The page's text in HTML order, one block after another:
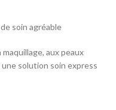
soin agréable
aux peaux
solution soin express